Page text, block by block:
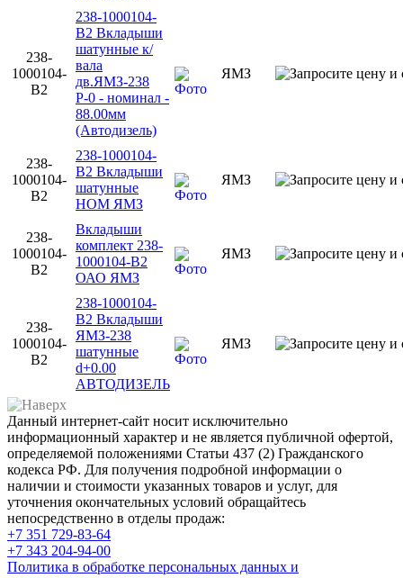
238-
1000104-
В2
238-1000104-
В2 Вкладыши
шатунные к/
вала
дв.ЯМЗ-238
Р-0 - номинал -
88.00мм
(Автодизель)
ЯМЗ
238-
1000104-
В2
238-1000104-
В2 Вкладыши
шатунные
НОМ ЯМЗ
ЯМЗ
238-
1000104-
В2
Вкладыши
комплект 238-
1000104-В2
ОАО ЯМЗ
ЯМЗ
238-
1000104-
В2
238-1000104-
В2 Вкладыши
ЯМЗ-238
шатунные
d+0.00
АВТОДИЗЕЛЬ
ЯМЗ
Данный интернет-сайт носит исключительно
информационный характер и не является публичной офертой,
определяемой положениями Статьи 437 (2) Гражданского
кодекса РФ. Для получения подробной информации о
наличии и стоимости указанных товаров и услуг, для
уточнения окончательных условий обращайтесь
непосредственно в отделы продаж:
+7 351 729-83-64
+7 343 204-94-00
Политика в обработке персональных данных и